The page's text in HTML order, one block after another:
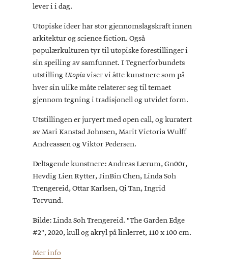
lever i i dag.
Utopiske ideer har stor gjennomslagskraft innen
arkitektur og science fiction. Også
populærkulturen tyr til utopiske forestillinger i
sin speiling av samfunnet. I Tegnerforbundets
utstilling Utopiaviser vi åtte kunstnere som på
hver sin ulike måte relaterer seg til temaet
gjennom tegning i tradisjonell og utvidet form.
Utstillingen er juryert med open call, og kuratert
av Mari Kanstad Johnsen, Marit Victoria Wulff
Andreassen og Viktor Pedersen.
Deltagende kunstnere: Andreas Lærum, Gn00r,
Hevdig Lien Rytter, JinBin Chen, Linda Soh
Trengereid, Ottar Karlsen, Qi Tan, Ingrid
Torvund.
‍Bilde: Linda Soh Trengereid. "The Garden Edge
#2", 2020, kull og akryl på linlerret, 110 x 100 cm.
Mer info